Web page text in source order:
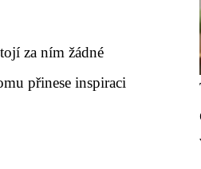
za ním žádné
přinese inspiraci